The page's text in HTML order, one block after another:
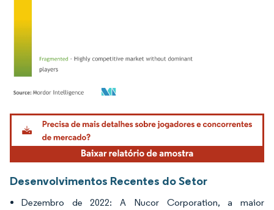
Imagem © Mordor Intelligence. O reuso requer atribuição conforme CC BY 4.0.
Desenvolvimentos Recentes do Setor
Dezembro de 2022: A Nucor Corporation, a maior